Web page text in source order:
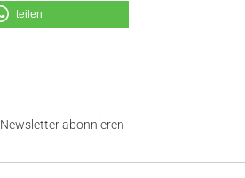
teilen
Newsletter abonnieren